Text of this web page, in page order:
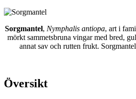
Sorgmantel, Nymphalis antiopa, art i
mörkt sammetsbruna vingar med bred,
annat sav och rutten frukt.
Översikt